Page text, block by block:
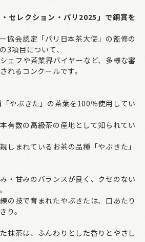
・セレクション・パリ2025」で銅賞を
協会認定「パリ日本茶大使」の監修の
3項目について、
ェフや茶業界バイヤーなど、多様な審
れるコンクールです。
やぶきた」の茶葉を100％使用してい
有数の高級茶の産地として知られてい
しまれているお茶の品種「やぶきた」
・甘みのバランスが良く、クセのない
の技で育まれたやぶきたは、口あたり
り。
抹茶は、ふんわりとした香りとやさし